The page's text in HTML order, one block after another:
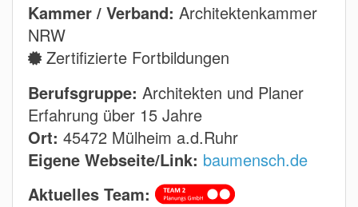
Kammer / Verband: Architektenkammer
NRW
Zertifizierte Fortbildungen
Berufsgruppe: Architekten und Planer
Erfahrung über 15 Jahre
Ort: 45472 Mülheim a.d.Ruhr
Eigene Webseite/Link: baumensch.de
Aktuelles Team: